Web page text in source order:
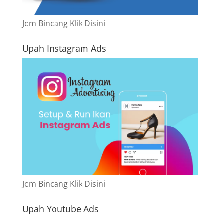
Jom Bincang Klik Disini
Upah Instagram Ads
Jom Bincang Klik Disini
Upah Youtube Ads